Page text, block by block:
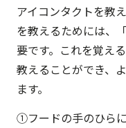
アイコンタクトを教
を教えるためには、
要です。これを覚え
教えることができ、
ます。
①フードの手のひら